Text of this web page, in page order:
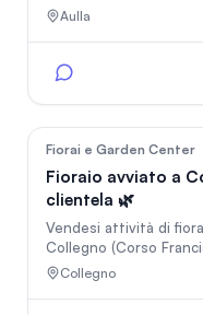
alimenti per animali *
ulteriore sviluppo. La
passaggio e ottima
di circa 310/320 mq.
Aulla
Fiorai e Garden Center
Fioraio avviato a
clientela 🌿
Vendesi attività di
Collegno (Corso
anni con clientela
strada di forte
Collegno